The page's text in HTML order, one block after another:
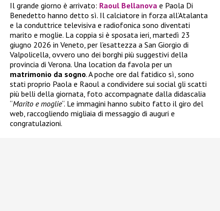
Il grande giorno è arrivato: Raoul Bellanova e Paola Di
Benedetto hanno detto sì. Il calciatore in forza all’Atalanta
e la conduttrice televisiva e radiofonica sono diventati
marito e moglie. La coppia si è sposata ieri, martedì 23
giugno 2026 in Veneto, per l’esattezza a San Giorgio di
Valpolicella, ovvero uno dei borghi più suggestivi della
provincia di Verona. Una location da favola per un
matrimonio da sogno. A poche ore dal fatidico sì, sono
stati proprio Paola e Raoul a condividere sui social gli scatti
più belli della giornata, foto accompagnate dalla didascalia
“Marito e moglie“. Le immagini hanno subito fatto il giro del
web, raccogliendo migliaia di messaggio di auguri e
congratulazioni.